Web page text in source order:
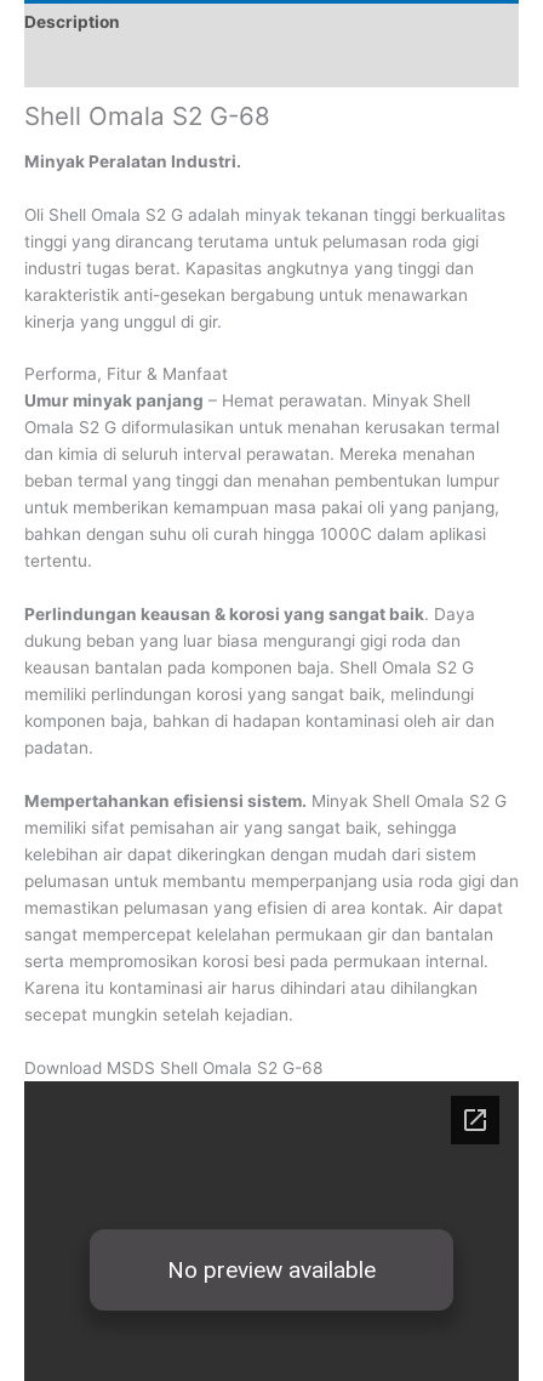
Description
Shell Omala S2 G-68
Minyak Peralatan Industri.
Oli Shell Omala S2 G adalah minyak tekanan tinggi berkualitas
tinggi yang dirancang terutama untuk pelumasan roda gigi
industri tugas berat. Kapasitas angkutnya yang tinggi dan
karakteristik anti-gesekan bergabung untuk menawarkan
kinerja yang unggul di gir.
Performa, Fitur & Manfaat
Umur minyak panjang – Hemat perawatan. Minyak Shell
Omala S2 G diformulasikan untuk menahan kerusakan termal
dan kimia di seluruh interval perawatan. Mereka menahan
beban termal yang tinggi dan menahan pembentukan lumpur
untuk memberikan kemampuan masa pakai oli yang panjang,
bahkan dengan suhu oli curah hingga 1000C dalam aplikasi
tertentu.
Perlindungan keausan & korosi yang sangat baik. Daya
dukung beban yang luar biasa mengurangi gigi roda dan
keausan bantalan pada komponen baja. Shell Omala S2 G
memiliki perlindungan korosi yang sangat baik, melindungi
komponen baja, bahkan di hadapan kontaminasi oleh air dan
padatan.
Mempertahankan efisiensi sistem. Minyak Shell Omala S2 G
memiliki sifat pemisahan air yang sangat baik, sehingga
kelebihan air dapat dikeringkan dengan mudah dari sistem
pelumasan untuk membantu memperpanjang usia roda gigi dan
memastikan pelumasan yang efisien di area kontak. Air dapat
sangat mempercepat kelelahan permukaan gir dan bantalan
serta mempromosikan korosi besi pada permukaan internal.
Karena itu kontaminasi air harus dihindari atau dihilangkan
secepat mungkin setelah kejadian.
Download MSDS Shell Omala S2 G-68